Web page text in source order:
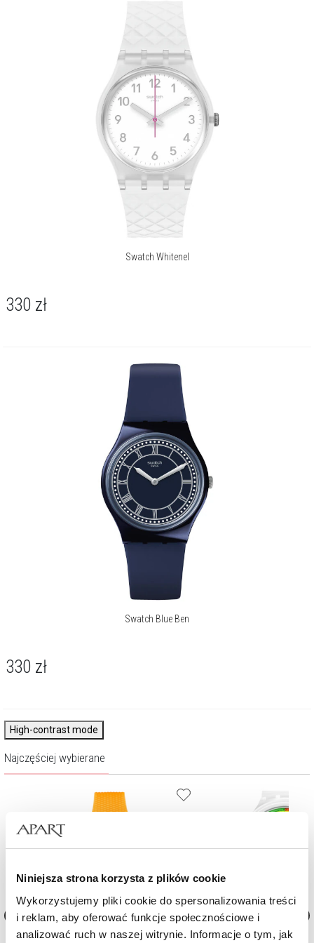
Niniejsza strona korzysta z plików cookie
Wykorzystujemy pliki cookie do spersonalizowania treści
i reklam, aby oferować funkcje społecznościowe i
analizować ruch w naszej witrynie. Informacje o tym, jak
Swatch Whitenel
330 zł
Swatch Blue Ben
330 zł
High-contrast mode
Najczęściej wybierane
Zegarek Swatch Neon Signal Flag Zegarek Swatch Swatch